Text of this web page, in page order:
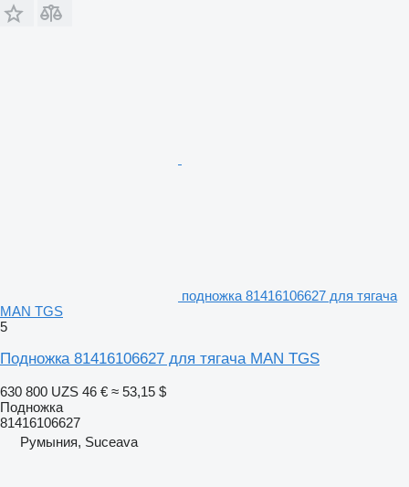
подножка 81416106627 для тягача
MAN TGS
5
Подножка 81416106627 для тягача MAN TGS
630 800 UZS 46 € ≈ 53,15 $
Подножка
81416106627
Румыния, Suceava